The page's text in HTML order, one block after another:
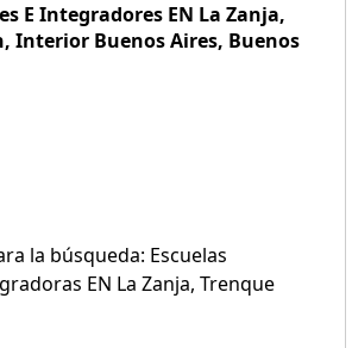
E Integradores EN La Zanja,
Interior Buenos Aires, Buenos
la búsqueda: Escuelas
EN La Zanja, Trenque